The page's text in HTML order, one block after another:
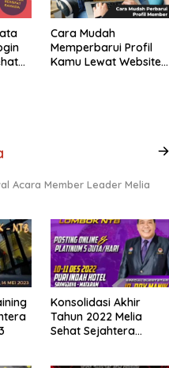
Cara Mudah
Memperbarui Profil
Kamu Lewat Website
Acara Member Leader Melia
Konsolidasi Akhir
Tahun 2022 Melia
Sehat Sejahtera